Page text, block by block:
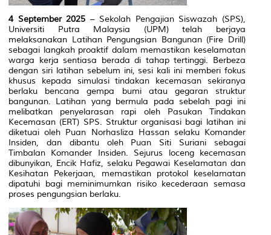
4 September 2025 – Sekolah Pengajian Siswazah (SPS),
Universiti Putra Malaysia (UPM) telah berjaya
melaksanakan Latihan Pengungsian Bangunan (Fire Drill)
sebagai langkah proaktif dalam memastikan keselamatan
warga kerja sentiasa berada di tahap tertinggi. Berbeza
dengan siri latihan sebelum ini, sesi kali ini memberi fokus
khusus kepada simulasi tindakan kecemasan sekiranya
berlaku bencana gempa bumi atau gegaran struktur
bangunan. Latihan yang bermula pada sebelah pagi ini
melibatkan penyelarasan rapi oleh Pasukan Tindakan
Kecemasan (ERT) SPS. Struktur organisasi bagi latihan ini
diketuai oleh Puan Norhasliza Hassan selaku Komander
Insiden, dan dibantu oleh Puan Siti Suriani sebagai
Timbalan Komander Insiden. Sejurus loceng kecemasan
dibunyikan, Encik Hafiz, selaku Pegawai Keselamatan dan
Kesihatan Pekerjaan, memastikan protokol keselamatan
dipatuhi bagi meminimumkan risiko kecederaan semasa
proses pengungsian berlaku.